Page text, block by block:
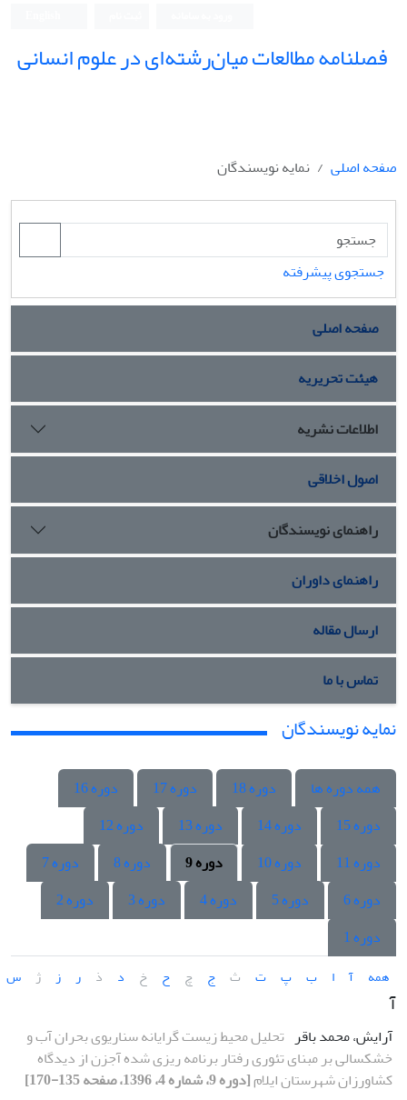
فصلنامه مطالعات میان‌رشته‌ای در علوم انسانی
صفحه اصلی نمایه نویسندگان
جستجوی پیشرفته
صفحه اصلی
هیئت تحریریه
اطلاعات نشریه
اصول اخلاقی
راهنمای نویسندگان
راهنمای داوران
ارسال مقاله
تماس با ما
نمایه نویسندگان
همه دوره ها دوره 18 دوره 17
دوره 16
دوره 15
دوره 14 دوره 13
دوره 12
دوره 11
دوره 10 دوره 9 دوره 8
دوره 7
دوره 6
دوره 5 دوره 4 دوره 3
دوره 2
دوره 1
همه آ ا ب پ ت ث ج چ ح خ د ذ ر ز ژ س
آ
آرایش، محمد باقر تحلیل محیط زیست گرایانه سناریوی بحران آب و
خشکسالی بر مبنای تئوری رفتار برنامه ریزی شده آجزن از دیدگاه
کشاورزان شهرستان ایلام[دوره 9، شماره 4، 1396، صفحه 135-170]